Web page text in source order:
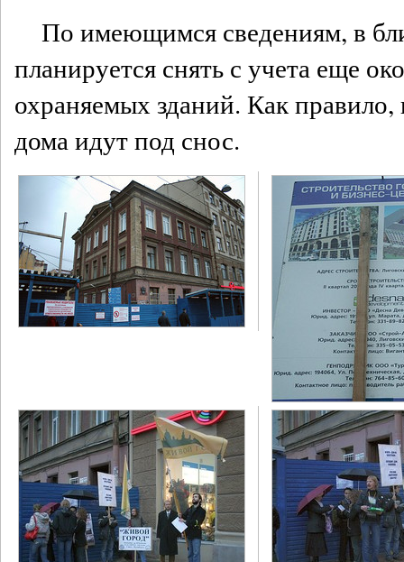
По имеющимся сведениям, в
планируется снять с учета еще
охраняемых зданий. Как правило,
дома идут под снос.